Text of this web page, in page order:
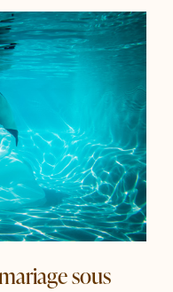
sous